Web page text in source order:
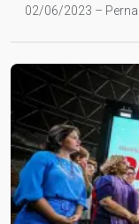
02/06/2023 –